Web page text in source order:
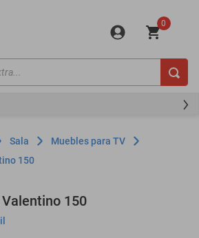
0
Sala
Muebles para TV
150
150